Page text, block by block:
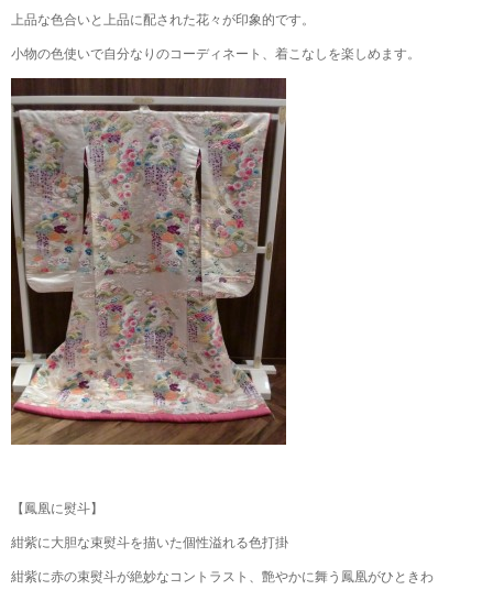
上品な色合いと上品に配された花々が印象的です。
小物の色使いで自分なりのコーディネート、着こなしを楽しめます。
【鳳凰に熨斗】
紺紫に大胆な束熨斗を描いた個性溢れる色打掛
紺紫に赤の束熨斗が絶妙なコントラスト、艶やかに舞う鳳凰がひときわ